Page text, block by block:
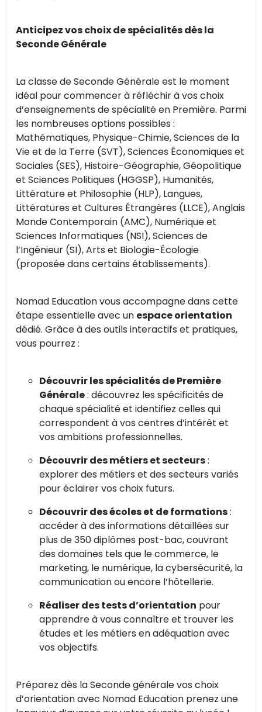
Anticipez vos choix de spécialités dès la
Seconde Générale
La classe de Seconde Générale est le moment
idéal pour commencer à réfléchir à vos choix
d’enseignements de spécialité en Première. Parmi
les nombreuses options possibles :
Mathématiques, Physique-Chimie, Sciences de la
Vie et de la Terre (SVT), Sciences Économiques et
Sociales (SES), Histoire-Géographie, Géopolitique
et Sciences Politiques (HGGSP), Humanités,
Littérature et Philosophie (HLP), Langues,
Littératures et Cultures Étrangères (LLCE), Anglais
Monde Contemporain (AMC), Numérique et
Sciences Informatiques (NSI), Sciences de
l’Ingénieur (SI), Arts et Biologie-Écologie
(proposée dans certains établissements).
Nomad Education vous accompagne dans cette
étape essentielle avec un espace orientation
dédié. Grâce à des outils interactifs et pratiques,
vous pourrez :
Découvrir les spécialités de Première
Générale: découvrez les spécificités de
chaque spécialité et identifiez celles qui
correspondent à vos centres d’intérêt et
vos ambitions professionnelles.
Découvrir des métiers et secteurs:
explorer des métiers et des secteurs variés
pour éclairer vos choix futurs.
Découvrir des écoles et de formations:
accéder à des informations détaillées sur
plus de 350 diplômes post-bac, couvrant
des domaines tels que le commerce, le
marketing, le numérique, la cybersécurité, la
communication ou encore l’hôtellerie.
Réaliser des tests d’orientation pour
apprendre à vous connaître et trouver les
études et les métiers en adéquation avec
vos objectifs.
Préparez dès la Seconde générale vos choix
d’orientation avec Nomad Education prenez une